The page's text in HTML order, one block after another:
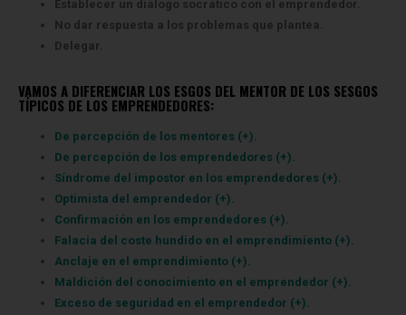
Establecer un diálogo socrático con el emprendedor.
No dar respuesta a los problemas que plantea.
Delegar.
VAMOS A DIFERENCIAR LOS ESGOS DEL MENTOR DE LOS SESGOS
TÍPICOS DE LOS EMPRENDEDORES:
De percepción de los mentores (+).
De percepción de los emprendedores (+).
Síndrome del impostor en los emprendedores (+).
Optimista del emprendedor (+).
Confirmación en los emprendedores (+).
Falacia del coste hundido en el emprendimiento (+).
Anclaje en el emprendimiento (+).
Maldición del conocimiento en el emprendedor (+).
Exceso de seguridad en el emprendedor (+).